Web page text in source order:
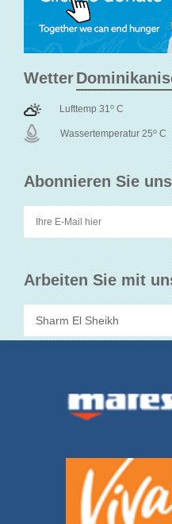
Abonnieren Sie
Arbeiten Sie mit
Wetter
Lufttemp 31o C
Wassertemperatur 25o C